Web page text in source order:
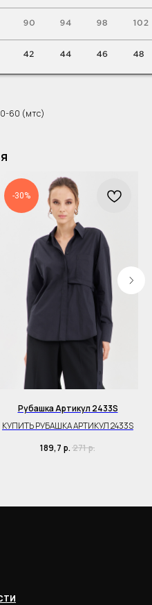
60 (мтс)
-30%
Рубашка Артикул 2433S
КУПИТЬ РУБАШКА АРТИКУЛ 2433S
189,7 р. 271р.